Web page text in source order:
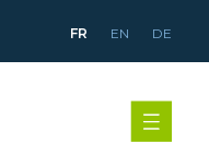
FR EN DE